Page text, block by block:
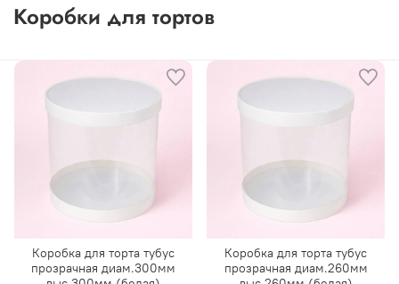
Коробки для тортов
Коробка для торта тубус
прозрачная диам.300мм
Коробка для торта тубус
прозрачная диам.260мм